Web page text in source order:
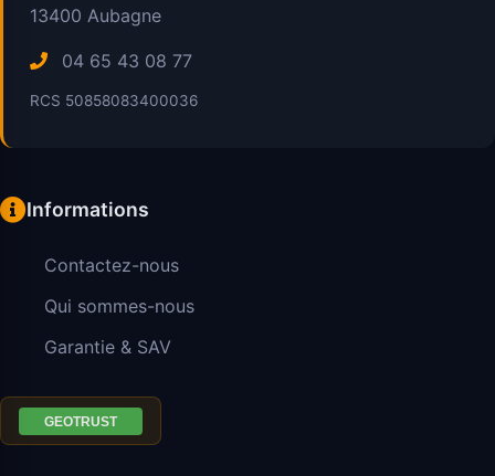
13400 Aubagne
04 65 43 08 77
RCS 50858083400036
Informations
Contactez-nous
Qui sommes-nous
Garantie & SAV